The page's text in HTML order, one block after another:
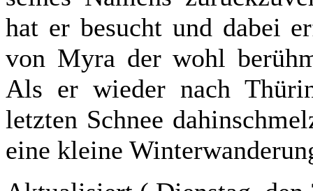
hat er besucht und dabei
von Myra der wohl
Als er wieder nach
letzten Schnee
eine kleine